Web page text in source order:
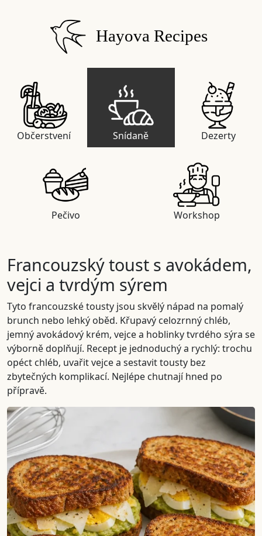
Hayova Recipes
Občerstvení Snídaně Dezerty
Pečivo Workshop
Francouzský toust s avokádem,
vejci a tvrdým sýrem
Tyto francouzské tousty jsou skvělý nápad na pomalý
brunch nebo lehký oběd. Křupavý celozrnný chléb,
jemný avokádový krém, vejce a hoblinky tvrdého sýra se
výborně doplňují. Recept je jednoduchý a rychlý: trochu
opéct chléb, uvařit vejce a sestavit tousty bez
zbytečných komplikací. Nejlépe chutnají hned po
přípravě.